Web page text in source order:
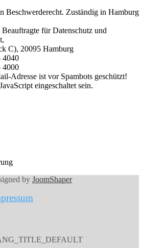
Beschwerderecht. Zuständig in Hamburg
für Datenschutz und
C), 20095 Hamburg
4040
4000
Adresse ist vor Spambots geschützt!
eingeschaltet sein.
by JoomShaper